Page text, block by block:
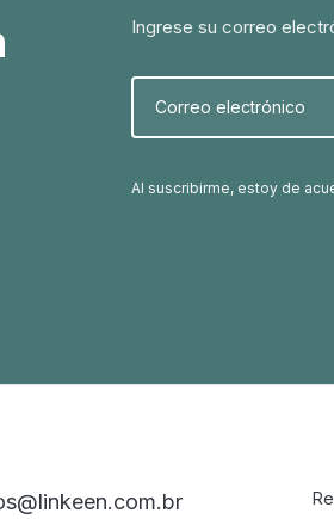
Ingrese su correo
Correo electrónico
Al suscribirme, estoy de